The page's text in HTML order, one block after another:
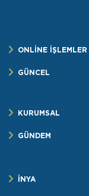
ONLİNE İŞLEMLER
GÜNCEL
KURUMSAL
GÜNDEM
İNYA